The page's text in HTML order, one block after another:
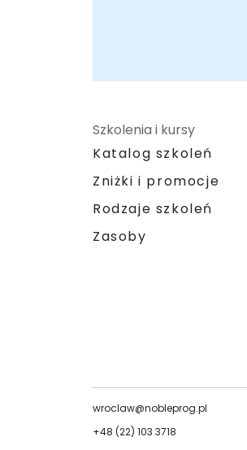
Szkolenia i kursy
Katalog szkoleń
Zniżki i promocje
Rodzaje szkoleń
Zasoby
wroclaw@nobleprog.pl
+48 (22) 103 3718